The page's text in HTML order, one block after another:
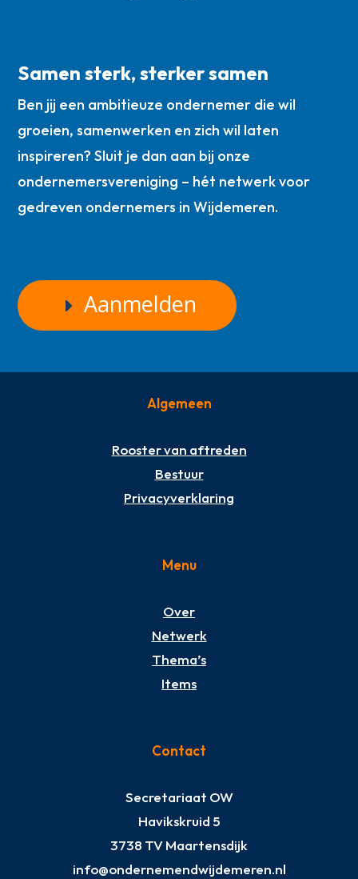
Samen sterk, sterker samen
Ben jij een ambitieuze ondernemer die wil
groeien, samenwerken en zich wil laten
inspireren? Sluit je dan aan bij onze
ondernemersvereniging – hét netwerk voor
gedreven ondernemers in Wijdemeren.
Aanmelden
Algemeen
Rooster van aftreden
Bestuur
Privacyverklaring
Menu
Over
Netwerk
Thema’s
Items
Contact
Secretariaat OW
Havikskruid 5
3738 TV Maartensdijk
info@ondernemendwijdemeren.nl